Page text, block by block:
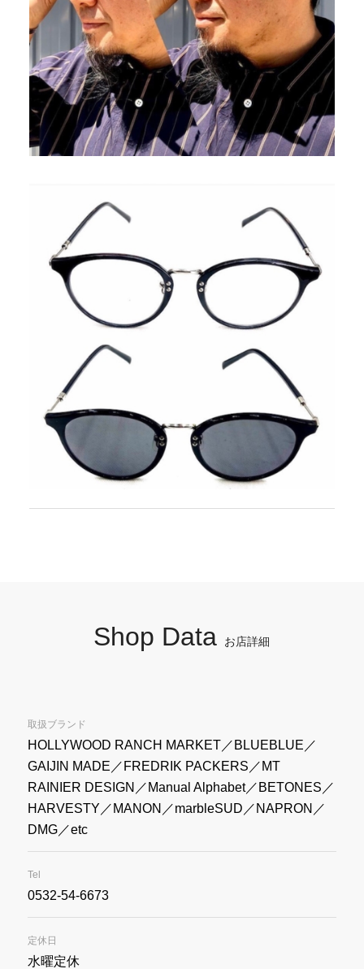
Shop Data お店詳細
取扱ブランド
HOLLYWOOD RANCH MARKET／BLUEBLUE／
GAIJIN MADE／FREDRIK PACKERS／MT
RAINIER DESIGN／Manual Alphabet／BETONES／
HARVESTY／MANON／marbleSUD／NAPRON／
DMG／etc
Tel
0532-54-6673
定休日
水曜定休